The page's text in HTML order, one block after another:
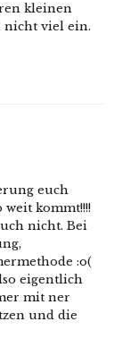
kleinen
viel ein.
euch
weit kommt!!!!
nicht. Bei
:o(
eigentlich
mit ner
und die